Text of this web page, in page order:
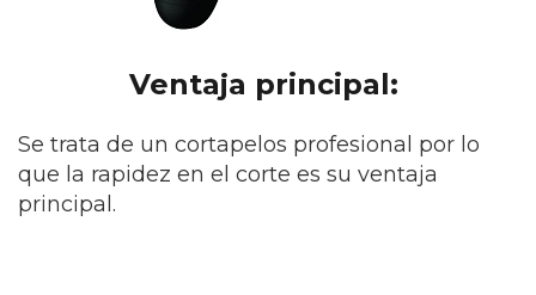
Ventaja principal:
Se trata de un cortapelos profesional por lo
que la rapidez en el corte es su ventaja
principal.